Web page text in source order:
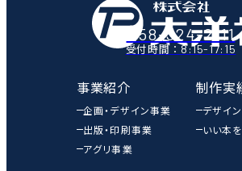
058-324-2111
受付時間： 8:15-17:15
事業紹介
企画・デザイン事業
出版・印刷事業
アグリ事業
制作実
デザイ
いい本を